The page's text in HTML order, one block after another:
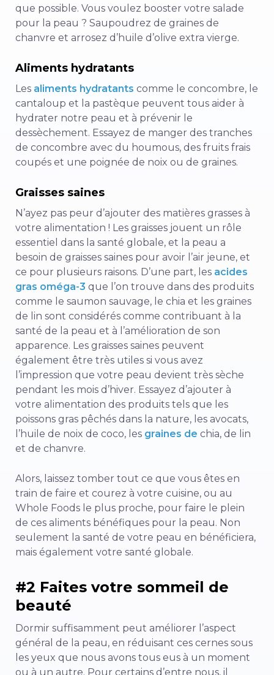
que possible. Vous voulez booster votre salade
pour la peau ? Saupoudrez de graines de
chanvre et arrosez d’huile d’olive extra vierge.
Aliments hydratants
Les aliments hydratants comme le concombre, le
cantaloup et la pastèque peuvent tous aider à
hydrater notre peau et à prévenir le
dessèchement. Essayez de manger des tranches
de concombre avec du houmous, des fruits frais
coupés et une poignée de noix ou de graines.
Graisses saines
N’ayez pas peur d’ajouter des matières grasses à
votre alimentation ! Les graisses jouent un rôle
essentiel dans la santé globale, et la peau a
besoin de graisses saines pour avoir l’air jeune, et
ce pour plusieurs raisons. D’une part, les acides
gras oméga-3 que l’on trouve dans des produits
comme le saumon sauvage, le chia et les graines
de lin sont considérés comme contribuant à la
santé de la peau et à l’amélioration de son
apparence. Les graisses saines peuvent
également être très utiles si vous avez
l’impression que votre peau devient très sèche
pendant les mois d’hiver. Essayez d’ajouter à
votre alimentation des produits tels que les
poissons gras pêchés dans la nature, les avocats,
l’huile de noix de coco, les graines de chia, de lin
et de chanvre.
Alors, laissez tomber tout ce que vous êtes en
train de faire et courez à votre cuisine, ou au
Whole Foods le plus proche, pour faire le plein
de ces aliments bénéfiques pour la peau. Non
seulement la santé de votre peau en bénéficiera,
mais également votre santé globale.
#2 Faites votre sommeil de
beauté
Dormir suffisamment peut améliorer l’aspect
général de la peau, en réduisant ces cernes sous
les yeux que nous avons tous eus à un moment
ou à un autre. Pour certains d’entre nous, il